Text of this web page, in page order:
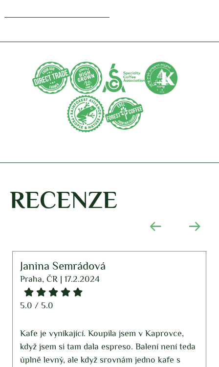
RECENZE
Janina Semrádová
Praha, ČR | 17.2.2024
5.0 / 5.0
Kafe je vynikající. Koupila jsem v Kaprovce,
když jsem si tam dala espreso. Balení není teda
úplně levný, ale když srovnám jedno kafe s